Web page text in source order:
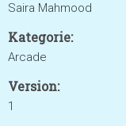
Saira Mahmood
Kategorie:
Arcade
Version:
1